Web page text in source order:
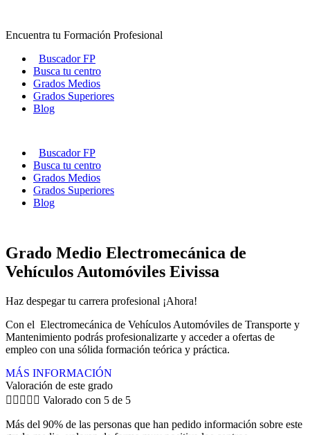
contenido
Encuentra tu Formación Profesional
Buscador FP
Busca tu centro
Grados Medios
Grados Superiores
Blog
Buscador FP
Busca tu centro
Grados Medios
Grados Superiores
Blog
Grado Medio Electromecánica de
Vehículos Automóviles Eivissa
Haz despegar tu carrera profesional ¡Ahora!
Con el Electromecánica de Vehículos Automóviles de Transporte y
Mantenimiento podrás profesionalizarte y acceder a ofertas de
empleo con una sólida formación teórica y práctica.
MÁS INFORMACIÓN
Valoración de este grado
     Valorado con 5 de 5
Más del 90% de las personas que han pedido información sobre este